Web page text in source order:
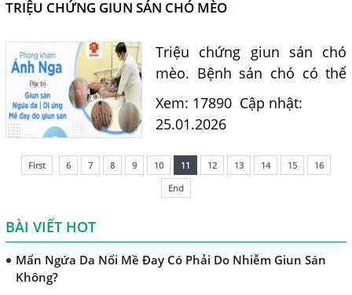
TRIỆU CHỨNG GIUN SÁN CHÓ MÈO
Triệu chứng giun sán chó
mèo. Bệnh sán chó có thể
gây mù lòa khi ấu trùng di
chuyển đến mắt, gây liệt, u
chuyển đến não.
Xem: 17890 Cập nhật:
25.01.2026
First 6 7 8 9 10 11 12 13 14 15
16
End
BÀI VIẾT HOT
Chẩn Đoán Và Điều Trị Bệnh Amip Ở Não
Bệnh Sán Chó Dấu Hiệu Nhận Biết Và Thời Gian Trị Bệnh
Sán Chó
Trị Bệnh Sán Chó Có Khỏi Bệnh Ngứa Da Không?
TRIỆU CHỨNG GIUN SÁN CHÓ MÈO
Khi Trẻ Bị Dị Ứng Da Cần Làm Xét Nghiệm Gì Tìm Nguyên
Điều trị bệnh sán lá gan ở đâu?
Mẩn Ngứa Da Nổi Mề Đay Có Phải Do Nhiễm Giun Sán
Không?